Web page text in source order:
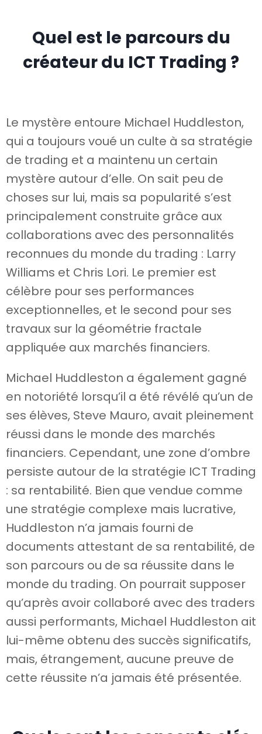
Quel est le parcours du
créateur du ICT Trading ?
Le mystère entoure Michael Huddleston,
qui a toujours voué un culte à sa stratégie
de trading et a maintenu un certain
mystère autour d’elle. On sait peu de
choses sur lui, mais sa popularité s’est
principalement construite grâce aux
collaborations avec des personnalités
reconnues du monde du trading : Larry
Williams et Chris Lori. Le premier est
célèbre pour ses performances
exceptionnelles, et le second pour ses
travaux sur la géométrie fractale
appliquée aux marchés financiers.
Michael Huddleston a également gagné
en notoriété lorsqu’il a été révélé qu’un de
ses élèves, Steve Mauro, avait pleinement
réussi dans le monde des marchés
financiers. Cependant, une zone d’ombre
persiste autour de la stratégie ICT Trading
: sa rentabilité. Bien que vendue comme
une stratégie complexe mais lucrative,
Huddleston n’a jamais fourni de
documents attestant de sa rentabilité, de
son parcours ou de sa réussite dans le
monde du trading. On pourrait supposer
qu’après avoir collaboré avec des traders
aussi performants, Michael Huddleston ait
lui-même obtenu des succès significatifs,
mais, étrangement, aucune preuve de
cette réussite n’a jamais été présentée.